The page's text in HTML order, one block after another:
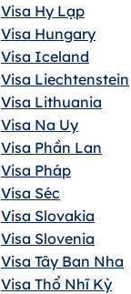
Visa Hy Lạp
Visa Hungary
Visa Iceland
Visa Liechtenstein
Visa Lithuania
Visa Na Uy
Visa Phần Lan
Visa Pháp
Visa Séc
Visa Slovakia
Visa Slovenia
Visa Tây Ban Nha
Visa Thổ Nhĩ Kỳ